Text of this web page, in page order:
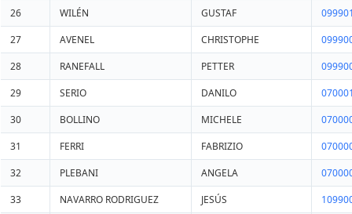
26
WILÉN GUSTAF
27
AVENEL CHRISTOPHE
28
RANEFALL PETTER
29
SERIO DANILO
30
BOLLINO MICHELE
31
FERRI FABRIZIO
32
PLEBANI ANGELA
33
NAVARRO RODRIGUEZ JESÚS